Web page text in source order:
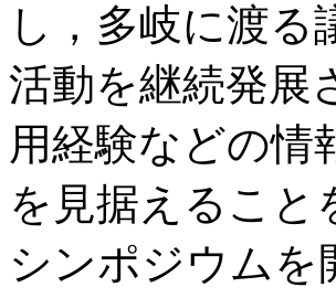
し，多岐に渡
活動を継続発展
用経験などの情
を見据えること
シンポジウムを